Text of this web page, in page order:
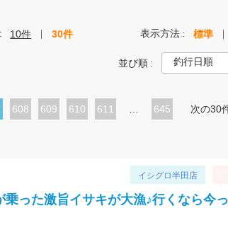
10件 30件 表示方法 標準
並び順
ペ
608
ペ
609
ペ
610
ペ
611 645 次の30
イシグロ半田店
乗った激旨イサキが大漁♪行くなら今